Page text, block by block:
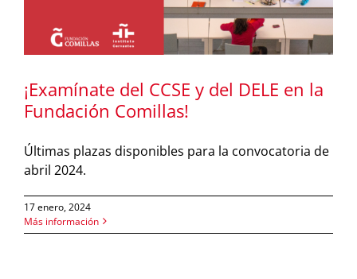
¡Examínate del CCSE y del DELE en la
Fundación Comillas!
Últimas plazas disponibles para la convocatoria de
abril 2024.
17 enero, 2024
Más información